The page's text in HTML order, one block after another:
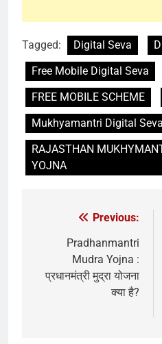
Tagged: Digital Seva
Free Mobile Digital Seva
FREE MOBILE SCHEME
Mukhyamantri Digital
RAJASTHAN
YOJNA
Previous:
Pradhanmantri
Mudra Yojna :
प्रधानमंत्री मुद्रा योजना
क्या है?